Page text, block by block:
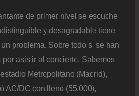
de primer nivel se escuche
y desagradable tiene
problema. Sobre todo si se han
asistir al concierto. Sabemos
Metropolitano (Madrid),
AC/DC con lleno (55.000),